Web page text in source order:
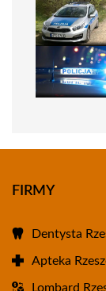
FIRMY
Dentysta
Apteka
Lombard